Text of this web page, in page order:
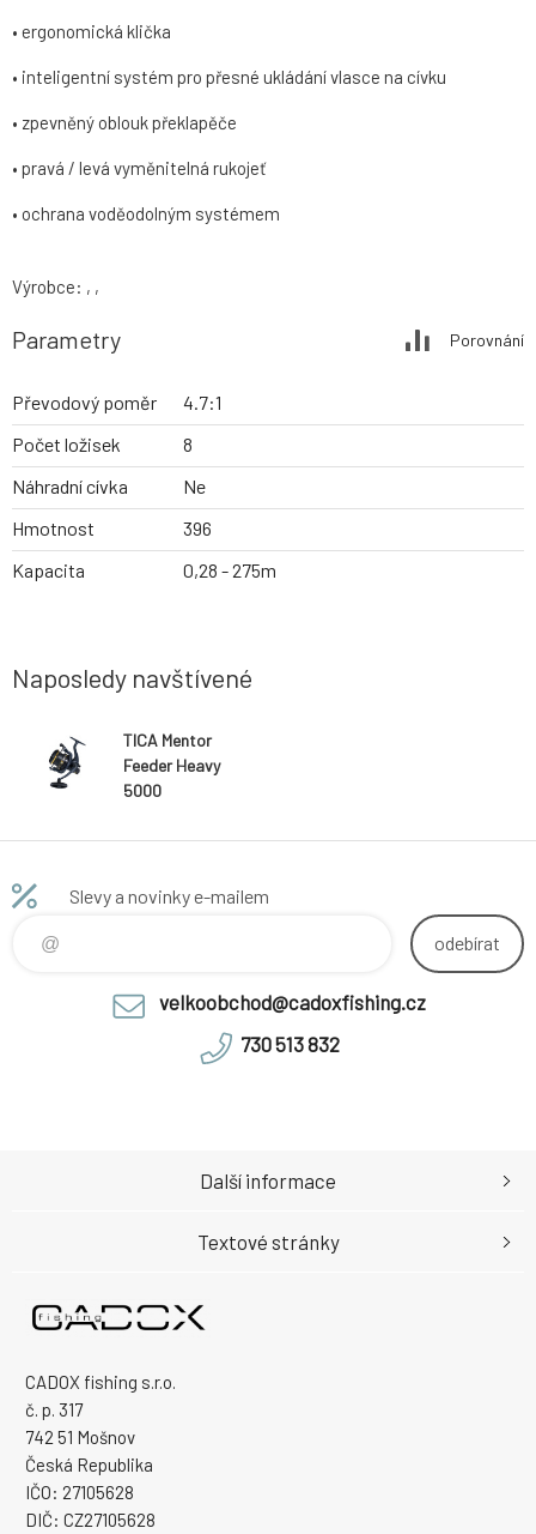
• ergonomická klička
• inteligentní systém pro přesné ukládání vlasce na cívku
• zpevněný oblouk překlapěče
• pravá / levá vyměnitelná rukojeť
• ochrana voděodolným systémem
Výrobce: , ,
Parametry Porovnání
Převodový poměr
4.7:1
Počet ložisek
8
Náhradní cívka
Ne
Hmotnost
396
Kapacita
0,28 - 275m
Naposledy navštívené
TICA Mentor
Feeder Heavy
5000
Slevy a novinky e-mailem
odebírat
velkoobchod@cadoxfishing.cz
730 513 832
CADOX fishing s.r.o.
č. p. 317
742 51 Mošnov
Česká Republika
IČO: 27105628
DIČ: CZ27105628
Další informace
Textové stránky